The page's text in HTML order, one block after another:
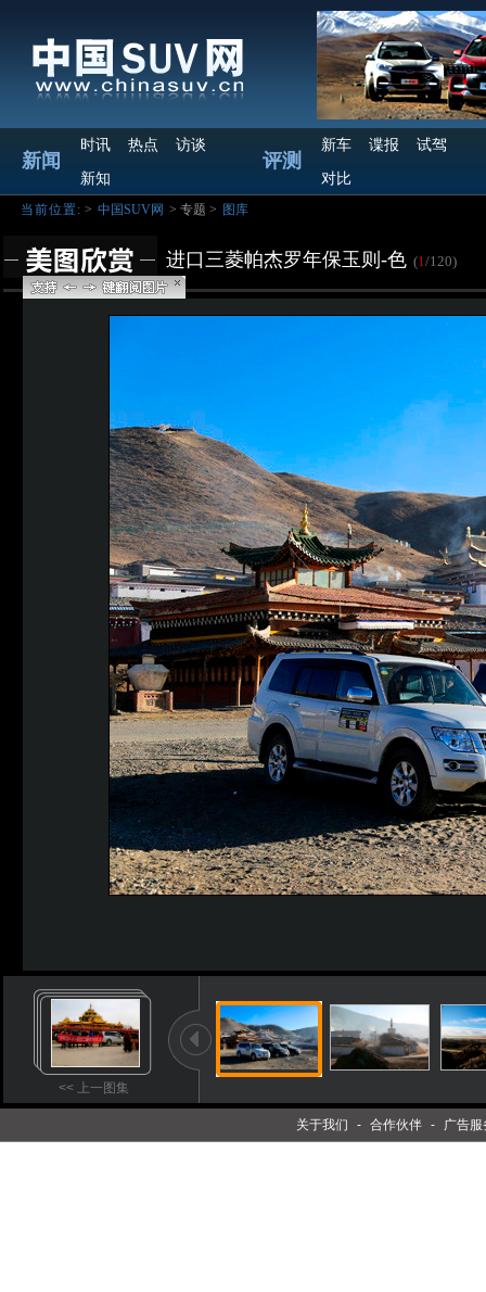
新闻
时讯 热点
访谈
新知
评测
新车 谍报
试驾
对比
当前位置: > 中国SUV网 > 专题 > 图库
进口三菱帕杰罗年保玉则-色 (1/120)
<< 上一图集
关于我们 - 合作伙伴 - 广告服